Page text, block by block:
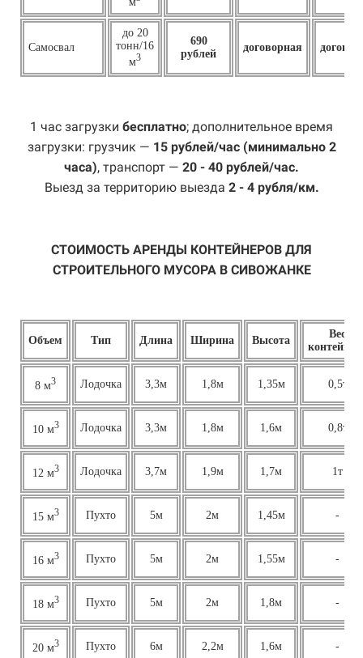
Самосвал
до 20
тонн/16
м3
690
рублей
договорная
1 час загрузки бесплатно; дополнительное время
загрузки: грузчик — 15 рублей/час (минимально 2
часа), транспорт — 20 - 40 рублей/час.
Выезд за территорию выезда 2 - 4 рубля/км.
СТОИМОСТЬ АРЕНДЫ КОНТЕЙНЕРОВ ДЛЯ
СТРОИТЕЛЬНОГО МУСОРА В СИВОЖАНКЕ
Объем Тип Длина Ширина Высота
Вес
8 м3 Лодочка 3,3м 1,8м 1,35м 0,5т
10 м3 Лодочка 3,3м 1,8м 1,6м 0,8т
12 м3 Лодочка 3,7м 1,9м 1,7м 1т
15 м3 Пухто 5м 2м 1,45м -
16 м3 Пухто 5м 2м 1,55м -
18 м3 Пухто 5м 2м 1,8м -
20 м3 Пухто 6м 2,2м 1,6м -